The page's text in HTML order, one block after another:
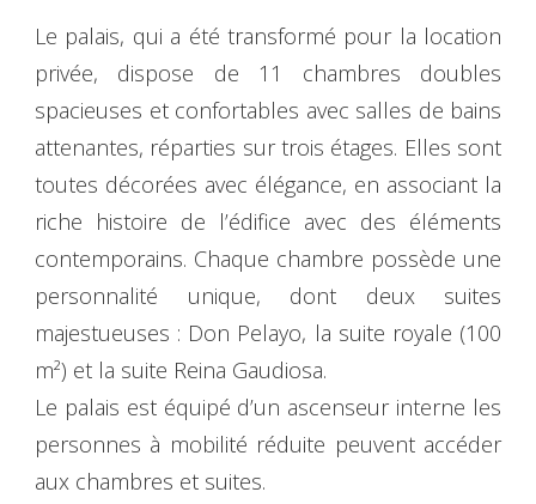
Le palais, qui a été transformé pour la location
privée, dispose de 11 chambres doubles
spacieuses et confortables avec salles de bains
attenantes, réparties sur trois étages. Elles sont
toutes décorées avec élégance, en associant la
riche histoire de l’édifice avec des éléments
contemporains. Chaque chambre possède une
personnalité unique, dont deux suites
majestueuses : Don Pelayo, la suite royale (100
m²) et la suite Reina Gaudiosa.
Le palais est équipé d’un ascenseur interne les
personnes à mobilité réduite peuvent accéder
aux chambres et suites.